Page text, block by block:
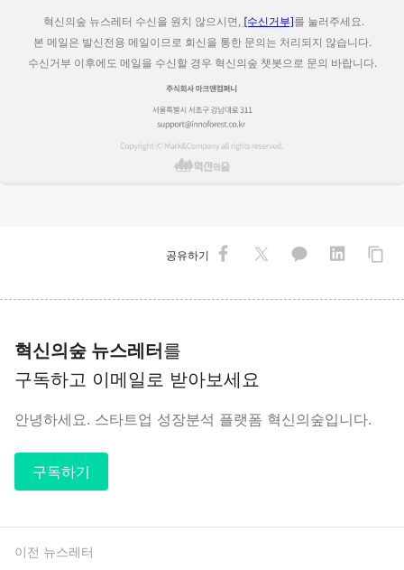
혁신의숲 뉴스레터 수신을 원치 않으시면, [수신거부]를 눌러주세요.
본 메일은 발신전용 메일이므로 회신을 통한 문의는 처리되지 않습니다.
수신거부 이후에도 메일을 수신할 경우 혁신의숲 챗봇으로 문의 바랍니다.
공유하기
혁신의숲 뉴스레터를
구독하고 이메일로 받아보세요
안녕하세요. 스타트업 성장분석 플랫폼 혁신의숲입니다.
구독하기
이전 뉴스레터